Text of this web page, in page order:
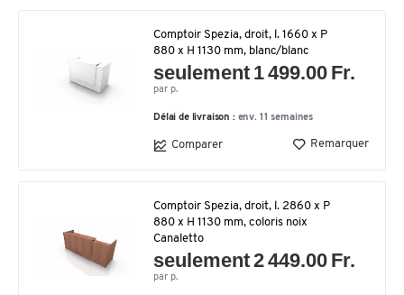
Comptoir Spezia, droit, l. 1660 x P
880 x H 1130 mm, blanc/blanc
seulement 1 499.00 Fr.
par p.
Délai de livraison : env. 11 semaines
Comparer Remarquer
Comptoir Spezia, droit, l. 2860 x P
880 x H 1130 mm, coloris noix
Canaletto
seulement 2 449.00 Fr.
par p.